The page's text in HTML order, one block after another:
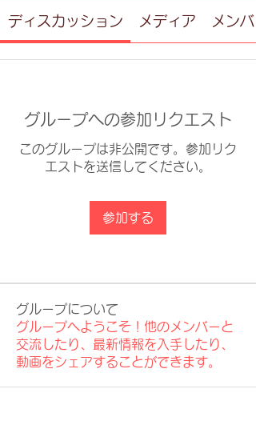
ディスカッション メディア メンバ
グループへの参加リクエスト
このグループは非公開です。参加リク
エストを送信してください。
参加する
グループについて
グループへようこそ！他のメンバーと
交流したり、最新情報を入手したり、
動画をシェアすることができます。